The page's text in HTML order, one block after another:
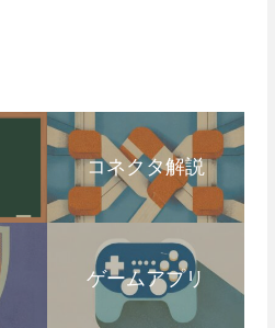
コネクタ解説
ゲームアプリ